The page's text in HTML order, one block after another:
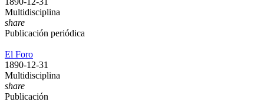
Multidisciplina
share
Publicación periódica
El Foro
1890-12-31
Multidisciplina
share
Publicación